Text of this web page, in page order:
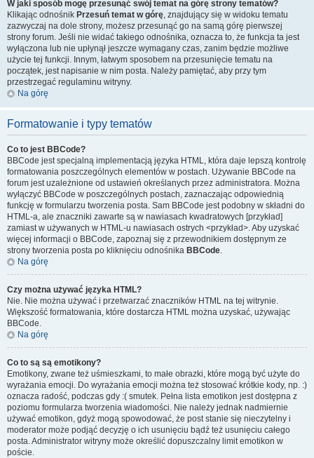
W jaki sposób mogę przesunąć swój temat na górę strony tematów?
Klikając odnośnik Przesuń temat w górę, znajdujący się w widoku tematu
zazwyczaj na dole strony, możesz przesunąć go na samą górę pierwszej
strony forum. Jeśli nie widać takiego odnośnika, oznacza to, że funkcja ta jest
wyłączona lub nie upłynął jeszcze wymagany czas, zanim będzie możliwe
użycie tej funkcji. Innym, łatwym sposobem na przesunięcie tematu na
początek, jest napisanie w nim posta. Należy pamiętać, aby przy tym
przestrzegać regulaminu witryny.
Na górę
Formatowanie i typy tematów
Co to jest BBCode?
BBCode jest specjalną implementacją języka HTML, która daje lepszą kontrolę
formatowania poszczególnych elementów w postach. Używanie BBCode na
forum jest uzależnione od ustawień określanych przez administratora. Można
wyłączyć BBCode w poszczególnych postach, zaznaczając odpowiednią
funkcję w formularzu tworzenia posta. Sam BBCode jest podobny w składni do
HTML-a, ale znaczniki zawarte są w nawiasach kwadratowych [przykład]
zamiast w używanych w HTML-u nawiasach ostrych <przykład>. Aby uzyskać
więcej informacji o BBCode, zapoznaj się z przewodnikiem dostępnym ze
strony tworzenia posta po kliknięciu odnośnika BBCode.
Na górę
Czy można używać języka HTML?
Nie. Nie można używać i przetwarzać znaczników HTML na tej witrynie.
Większość formatowania, które dostarcza HTML można uzyskać, używając
BBCode.
Na górę
Co to są są emotikony?
Emotikony, zwane też uśmieszkami, to małe obrazki, które mogą być użyte do
wyrażania emocji. Do wyrażania emocji można też stosować krótkie kody, np. :)
oznacza radość, podczas gdy :( smutek. Pełna lista emotikon jest dostępna z
poziomu formularza tworzenia wiadomości. Nie należy jednak nadmiernie
używać emotikon, gdyż mogą spowodować, że post stanie się nieczytelny i
moderator może podjąć decyzję o ich usunięciu bądź też usunięciu całego
posta. Administrator witryny może określić dopuszczalny limit emotikon w
poście.